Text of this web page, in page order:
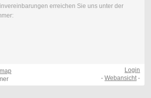
erreichen Sie uns unter der
Login
-Webansicht-